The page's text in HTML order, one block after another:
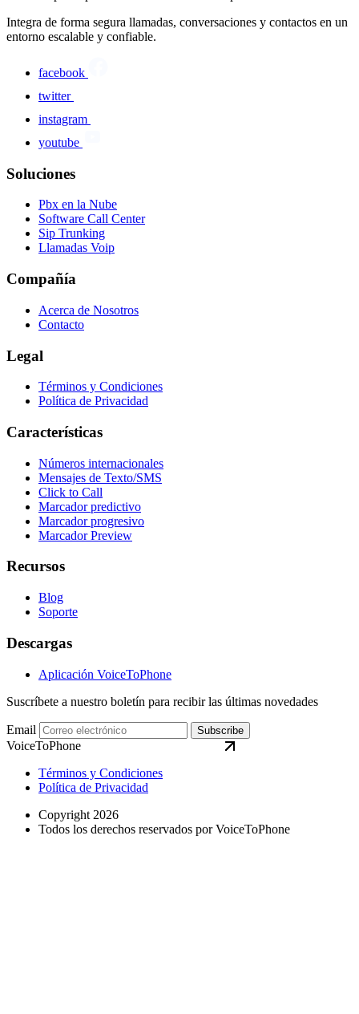
Integra de forma segura llamadas, conversaciones y contactos en un
entorno escalable y confiable.
facebook
twitter
instagram
youtube
Soluciones
Pbx en la Nube
Software Call Center
Sip Trunking
Llamadas Voip
Compañía
Acerca de Nosotros
Contacto
Legal
Términos y Condiciones
Política de Privacidad
Características
Números internacionales
Mensajes de Texto/SMS
Click to Call
Marcador predictivo
Marcador progresivo
Marcador Preview
Recursos
Blog
Soporte
Descargas
Aplicación VoiceToPhone
Suscríbete a nuestro boletín para recibir las últimas novedades
Email Subscribe
VoiceToPhone
Términos y Condiciones
Política de Privacidad
Copyright 2026
Todos los derechos reservados por VoiceToPhone